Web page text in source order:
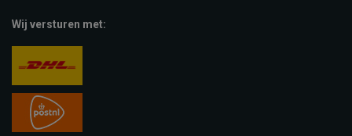
Wij versturen met: